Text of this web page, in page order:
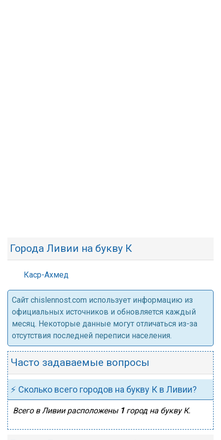
Города Ливии на букву К
Каср-Ахмед
Cайт chislennost.com использует информацию из
официальных источников и обновляется каждый
месяц. Некоторые данные могут отличаться из-за
отсутствия последней переписи населения.
Часто задаваемые вопросы
⚡ Сколько всего городов на букву К в Ливии?
Всего в Ливии расположены 1город на букву К.